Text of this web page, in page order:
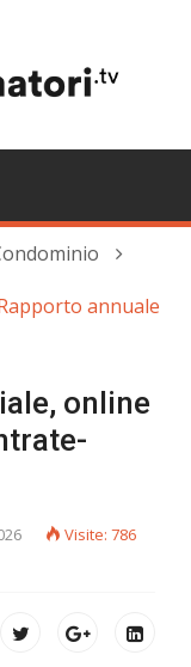
annuale
online
Visite: 786